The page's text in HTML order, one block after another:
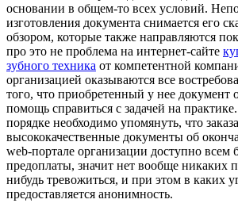
основании в общем-то всех условий.
изготовления документа снимается его
обзором, которые также направляются
про это не проблема на интернет-сайте
зубного техника от компетентной
организацией оказываются все
того, что приобретенный у нее документ
помощь справиться с задачей на
порядке необходимо упомянуть, что
высококачественные документы об
web-портале организации доступно всем
предоплаты, значит нет вообще никаких
нибудь тревожиться, и при этом в каких
предоставляется анонимность.